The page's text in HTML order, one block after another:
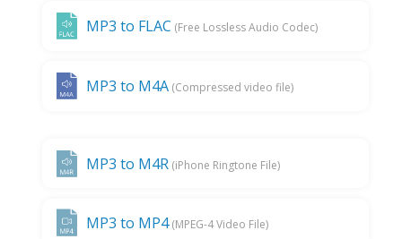
MP3 to FLAC (Free Lossless Audio Codec)
MP3 to M4A (Compressed video file)
MP3 to M4R (iPhone Ringtone File)
MP3 to MP4(MPEG-4 Video File)